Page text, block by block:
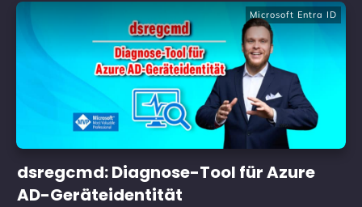
Microsoft Entra ID
dsregcmd: Diagnose-Tool für Azure
AD-Geräteidentität